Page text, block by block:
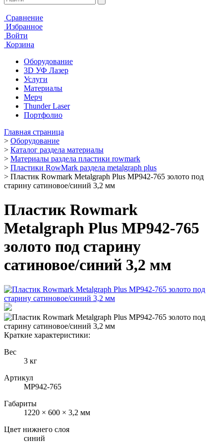
Сравнение
Избранное
Войти
Корзина
Оборудование
3D УФ Лазер
Услуги
Материалы
Мерч
Thunder Laser
Портфолио
Главная страница
> Оборудование
> Каталог раздела материалы
> Материалы раздела пластики rowmark
> Пластики RowMark раздела metalgraph plus
> Пластик Rowmark Metalgraph Plus MP942-765 золото под
старину сатиновое/синий 3,2 мм
Пластик Rowmark
Metalgraph Plus MP942-765
золото под старину
сатиновое/синий 3,2 мм
Краткие характеристики:
Вес
3 кг
Артикул
MP942-765
Габариты
1220 × 600 × 3,2 мм
Цвет нижнего слоя
синий